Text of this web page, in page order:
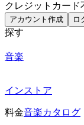
クレジットカード
アカウント作成 ロ
探す
音楽
インストア
料金音楽カタログ